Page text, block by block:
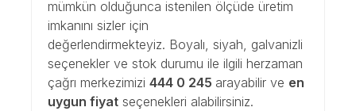
mümkün olduğunca istenilen ölçüde üretim
imkanını sizler için
değerlendirmekteyiz. Boyalı, siyah, galvanizli
seçenekler ve stok durumu ile ilgili herzaman
çağrı merkezimizi 444 0 245 arayabilir ve en
uygun fiyatseçenekleri alabilirsiniz.